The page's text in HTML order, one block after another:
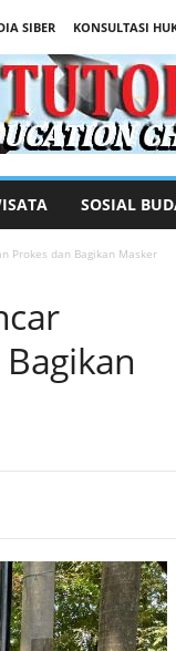
SIBER
KONSULTASI
SOSIAL
Prokes dan Bagikan Masker